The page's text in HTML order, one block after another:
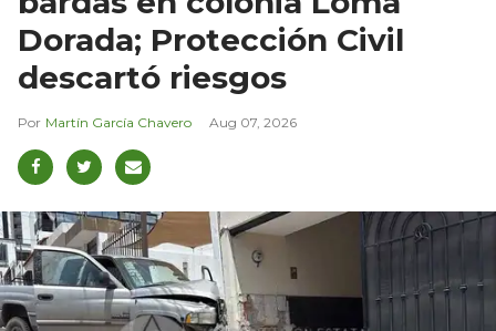
Dorada; Protección Civil
descartó riesgos
Martín García Chavero Aug 07, 2026